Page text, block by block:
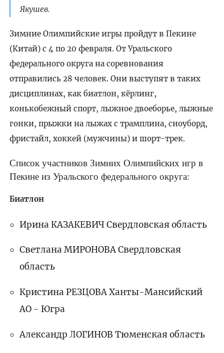
Якушев.
Зимние Олимпийские игры пройдут в Пекине
(Китай) с 4 по 20 февраля. От Уральского
федерального округа на соревнования
отправились 28 человек. Они выступят в таких
дисциплинах, как биатлон, кёрлинг,
конькобежный спорт, лыжное двоеборье, лыжные
гонки, прыжки на лыжах с трамплина, сноуборд,
фристайл, хоккей (мужчины) и шорт-трек.
Список участников Зимних Олимпийских игр в
Пекине из Уральского федерального округа:
Биатлон
Ирина КАЗАКЕВИЧ Свердловская область
Светлана МИРОНОВА Свердловская
область
Кристина РЕЗЦОВА Ханты-Мансийский
АО - Югра
Александр ЛОГИНОВ Тюменская область